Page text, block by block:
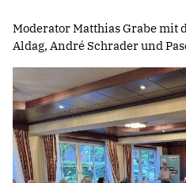
Moderator Matthias Grabe mit
Aldag, André Schrader und